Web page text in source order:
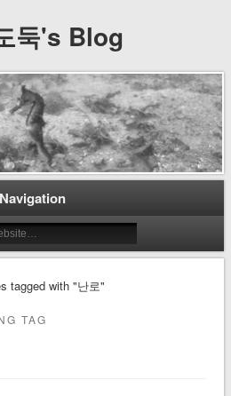
둑's Blog
Navigation
tagged with "난로"
TAG